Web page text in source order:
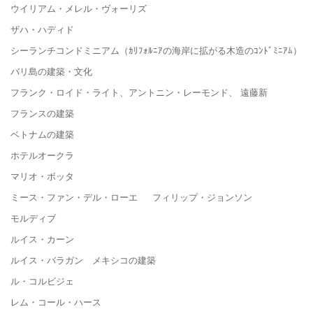
ウイリアム・メレル・ヴォーリズ
ザハ・ハディド
シーランチコンドミニアム（ｶﾘﾌｫﾙﾆｱの海岸に拡がる木造のｺﾝﾄﾞﾐﾆｱﾑ）
バリ島の建築・文化
フランク・ロイド・ライト、アントニン・レーモンド、 遠藤新
フランスの建築
ベトナムの建築
ホテルオークラ
マリオ・ボッタ
ミース・ファン・デル・ローエ フィリップ・ジョンソン
モルディブ
ルイス・カーン
ルイス・バラガン メキシコの建築
ル・コルビジェ
レム・コール・ハース